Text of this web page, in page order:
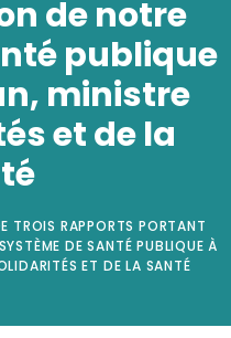
de notre
publique
ministre
et de la
TROIS RAPPORTS PORTANT
DE SANTÉ PUBLIQUE À
ET DE LA SANTÉ